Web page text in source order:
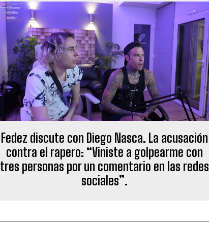
Fedez discute con Diego Nasca. La acusación
contra el rapero: “Viniste a golpearme con
tres personas por un comentario en las redes
sociales”.